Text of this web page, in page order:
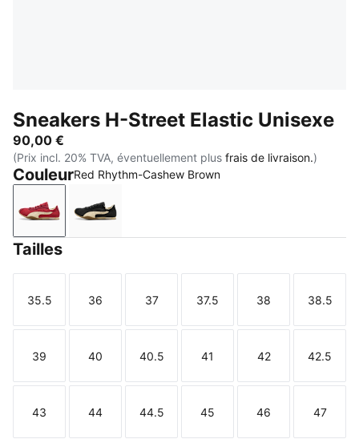
Sneakers H-Street Elastic Unisexe
90,00 €
(Prix incl. 20% TVA, éventuellement plus frais de livraison.)
CouleurRed Rhythm-Cashew Brown
Red Rhythm-Cashew Brown
PUMA Black-Warm White
Tailles
Taille
35.5
Taille
36
Taille
37
Taille
37.5
Taille
38
Taille
38.5
Taille
39
Taille
40
Taille
40.5
Taille
41
Taille
42
Taille
42.5
Taille
43
Taille
44
Taille
44.5
Taille
45
Taille
46
Taille
47